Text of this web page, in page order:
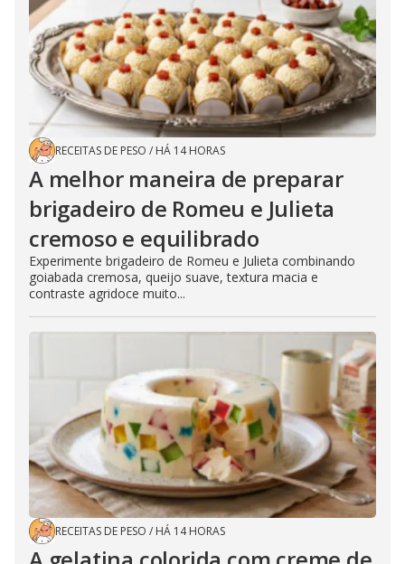
RECEITAS DE PESO / HÁ 14 HORAS
A melhor maneira de preparar
brigadeiro de Romeu e Julieta
cremoso e equilibrado
Experimente brigadeiro de Romeu e Julieta combinando
goiabada cremosa, queijo suave, textura macia e
contraste agridoce muito...
RECEITAS DE PESO / HÁ 14 HORAS